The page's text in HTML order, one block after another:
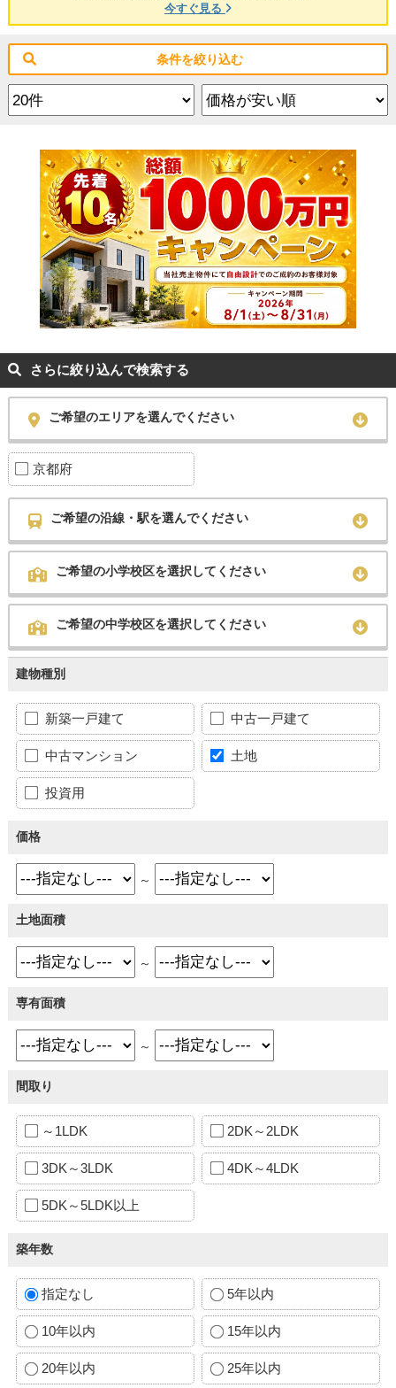
今すぐ見る
条件を絞り込む
さらに絞り込んで検索する
ご希望のエリアを選んでください
京都府
ご希望の沿線・駅を選んでください
ご希望の小学校区を選択してください
ご希望の中学校区を選択してください
建物種別
新築一戸建て 中古一戸建て
中古マンション 土地
投資用
価格
～
土地面積
～
専有面積
～
間取り
～1LDK 2DK～2LDK
3DK～3LDK 4DK～4LDK
5DK～5LDK以上
築年数
指定なし 5年以内
10年以内 15年以内
20年以内 25年以内